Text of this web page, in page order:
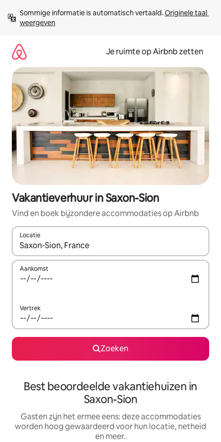
direct
naar
Sommige informatie is automatisch vertaald. Originele taal
weergeven
Je ruimte op Airbnb zetten
Vakantieverhuur in Saxon-Sion
Vind en boek bijzondere accommodaties op Airbnb
Locatie
Wanneer er suggesties beschikbaar zijn, maak je een keuze
Aankomst
Vertrek
Zoeken
Best beoordeelde vakantiehuizen in
Saxon-Sion
Gasten zijn het ermee eens: deze accommodaties
worden hoog gewaardeerd voor hun locatie, netheid
en meer.